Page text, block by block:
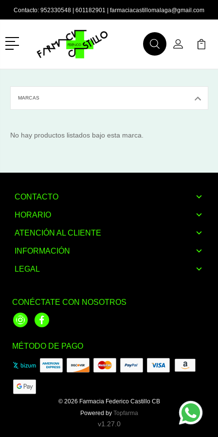
Contacto: 952330548 | 601182901 | farmaciacastillomalaga@gmail.com
Menú
BuscarMi Cuenta
Mi
MARCAS
No hay productos listados bajo esta marca.
CONTACTO
HORARIO
ATENCIÓN AL CLIENTE
INFORMACIÓN
LEGAL
CONÉCTATE CON NOSOTROS
InstagramFacebook
MÉTODO DE PAGO
© 2026 Farmacia Federico Castillo CB
Powered by Topfarma
v1.27.0